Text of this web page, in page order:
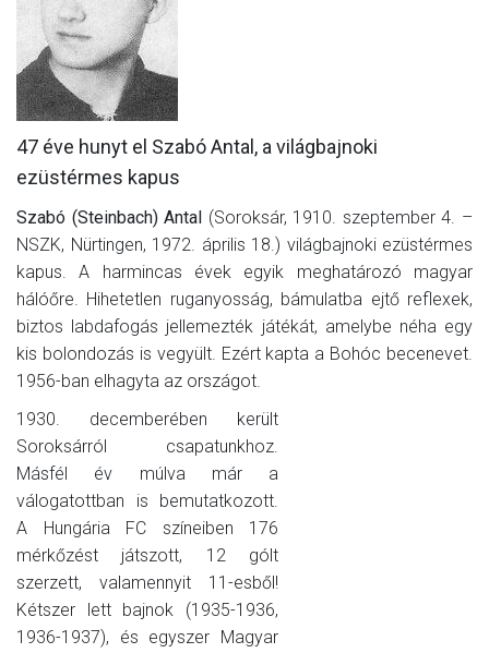
KLUB
SZURKOLÓI ÉLMÉNYEK
AKKREDITÁCIÓ
47 éve hunyt el Szabó Antal, a világbajnoki
ezüstérmes kapus
Szabó (Steinbach) Antal (Soroksár, 1910. szeptember 4. –
NSZK, Nürtingen, 1972. április 18.) világbajnoki ezüstérmes
kapus. A harmincas évek egyik meghatározó magyar
hálóőre. Hihetetlen ruganyosság, bámulatba ejtő reflexek,
biztos labdafogás jellemezték játékát, amelybe néha egy
kis bolondozás is vegyült. Ezért kapta a Bohóc becenevet.
1956-ban elhagyta az országot.
1930. decemberében került
Soroksárról csapatunkhoz.
Másfél év múlva már a
válogatottban is bemutatkozott.
A Hungária FC színeiben 176
mérkőzést játszott, 12 gólt
szerzett, valamennyit 11-esből!
Kétszer lett bajnok (1935-1936,
1936-1937), és egyszer Magyar